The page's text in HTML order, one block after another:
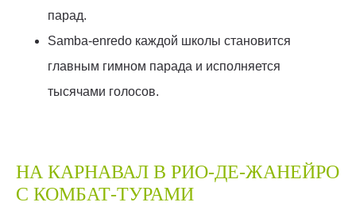
парад.
Samba-enredo каждой школы становится
главным гимном парада и исполняется
тысячами голосов.
НА КАРНАВАЛ В РИО-ДЕ-ЖАНЕЙРО
С КОМБАТ-ТУРАМИ